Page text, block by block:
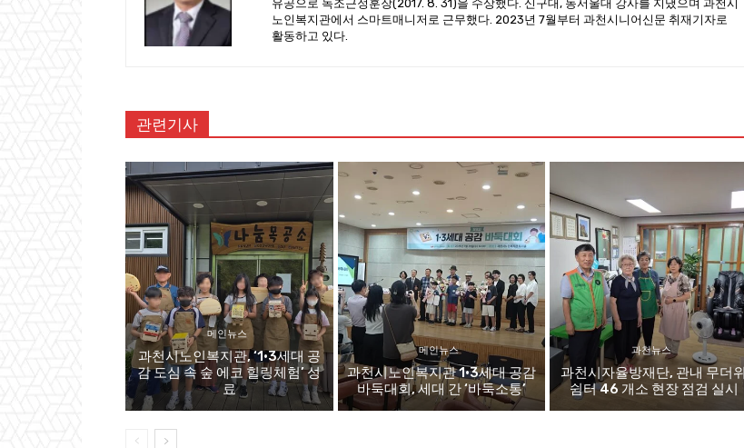
유공으로 녹조근정훈장(2017. 8. 31)을 수상했다. 신구대, 동서울대 강사를 지냈으며 과천시
노인복지관에서 스마트매니저로 근무했다. 2023년 7월부터 과천시니어신문 취재기자로
활동하고 있다.
관련기사
메인뉴스
과천시노인복지관, ‘1·3세대 공
감 도심 속 숲 에코 힐링체험’ 성
료
메인뉴스
과천시노인복지관 1·3세대 공감
바둑대회, 세대 간 ‘바둑소통’
과천뉴스
과천시자율방재단, 관내 무더위
쉼터 46 개소 현장 점검 실시